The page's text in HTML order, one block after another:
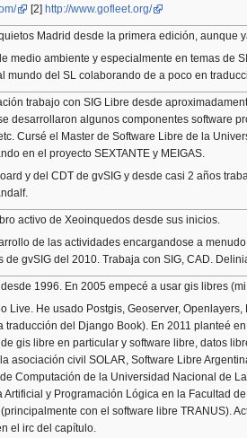
[2] http://www.gofleet.org/
Madrid desde la primera edición, aunque
medio ambiente y especialmente en temas de
mundo del SL colaborando de a poco en
trabajo con SIG Libre desde
desarrollaron algunos componentes software
Cursé el Master de Software Libre de la
en el proyecto SEXTANTE y MEIGAS.
y del CDT de gvSIG y desde casi 2 años
activo de Xeoinquedos desde sus inicios.
de las actividades encargandose a
de gvSIG del 2010. Trabaja con SIG, CAD.
1996. En 2005 empecé a usar gis libres
Live. He usado Postgis, Geoserver,
traducción del Django Book). En 2011 planteé
gis libre en particular y software libre, datos
asociación civil SOLAR, Software Libre
Computación de la Universidad Nacional de
Artificial y Programación Lógica en la Facultad
con el software libre TRANUS).
el irc del capítulo.